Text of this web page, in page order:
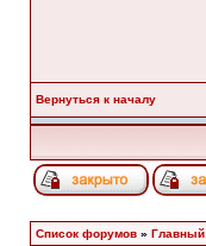
Вернуться к началу
Список форумов » Главный